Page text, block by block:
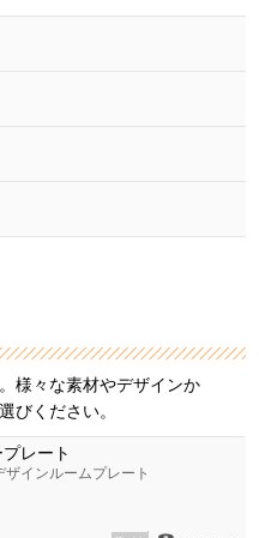
様々な素材やデザインか
びください。
レート
ザインルームプレート